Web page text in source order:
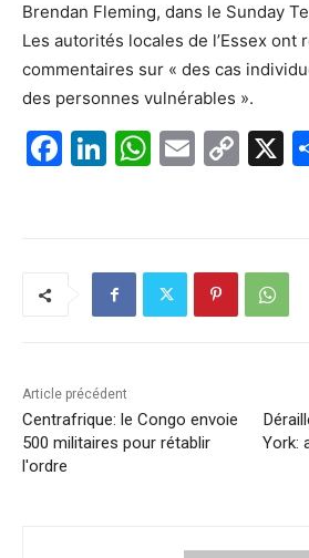
Brendan Fleming, dans le Sunday
Les autorités locales de l’Essex ont
commentaires sur « des cas
des personnes vulnérables ».
F
k
Li
dI
n
W
A
p
E
C
Li
n
X
Article précédent
Centrafrique: le Congo envoie
500 militaires pour rétablir
l'ordre
York: